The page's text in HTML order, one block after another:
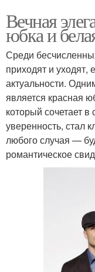
Вечная
юбка и
Среди
приходят и уходят,
актуальности.
является красная
который сочетает в
уверенность, стал
любого случая —
романтическое